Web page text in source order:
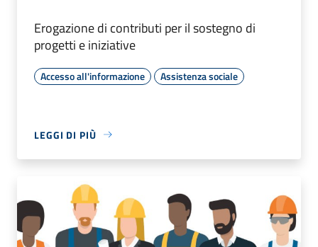
Erogazione di contributi per il sostegno di
progetti e iniziative
Accesso all'informazione Assistenza sociale
LEGGI DI PIÙ